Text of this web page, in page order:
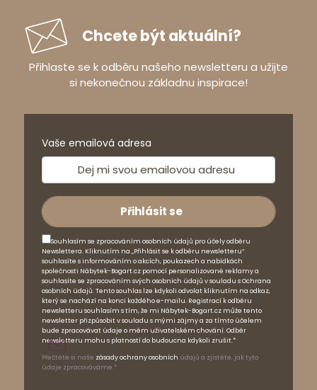
Chcete být aktuální?
Přihlaste se k odběru našeho newsletteru a užijte
si nekonečnou základnu inspirace!
Vaše emailová adresa
Souhlasím se zpracováním osobních údajů pro účely odběru
Newslettera. Kliknutím na „Přihlásit se k odběru newsletteru“
souhlasíte s informováním o akcích, poukazech a nabídkách
společnosti Nábytek-Bogart.cz pomocí personalizované reklamy a
souhlasíte se zpracováním svých osobních údajů v souladu s Ochrana
osobních údajů. Tento souhlas lze kdykoli odvolat kliknutím na odkaz,
který se nachází na konci každého e-mailu. Registrací k odběru
newsletteru souhlasím s tím, že mi Nábytek-Bogart.cz může tento
newsletter přizpůsobit v souladu s mými zájmy a za tímto účelem
bude zpracovávat údaje o mém uživatelském chování. Odběr
newsletteru mohu s platností do budoucna kdykoli zrušit.*
Přečtěte si naše zásady ochrany osobních údajů a zjistěte, jak tyto
údaje zpracováváme.*